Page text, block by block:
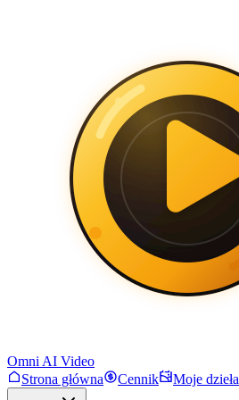
Omni AI Video
Strona główna
Cennik Moje dzieła